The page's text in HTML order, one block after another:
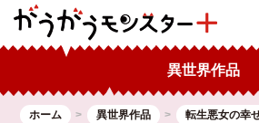
異世界作品
ホーム 異世界作品
転生悪女の幸